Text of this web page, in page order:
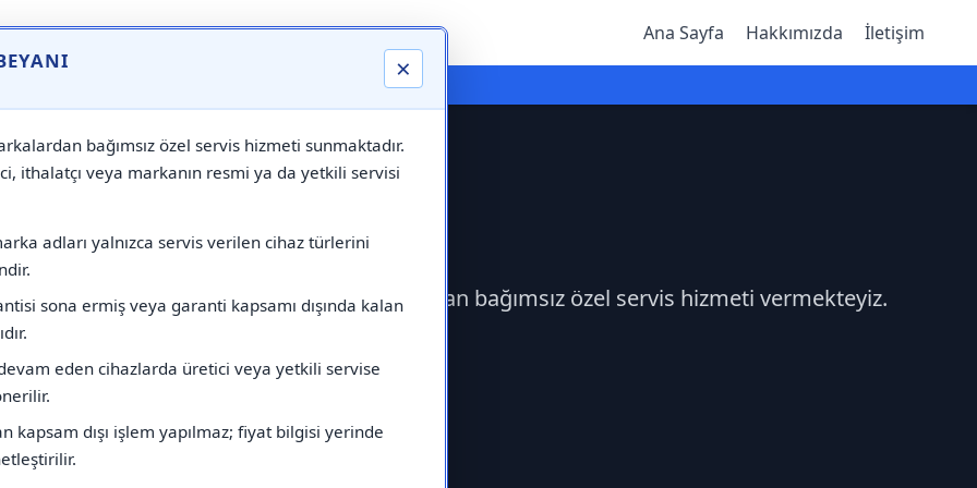
×
bağımsız özel servis hizmeti sunmaktadır.
ithalatçı veya markanın resmi ya da yetkili servisi
adları yalnızca servis verilen cihaz türlerini
sona ermiş veya garanti kapsamı dışında kalan
eden cihazlarda üretici veya yetkili servise
kapsam dışı işlem yapılmaz; fiyat bilgisi yerinde
Ana Sayfa Hakkımızda İletişim
⚠️ Markadan Bağımsız "Özel Servis" Hizmeti
Protherm Servisi çağırabilirsiniz.Markadan bağımsız özel servis hizmeti vermekteyiz.